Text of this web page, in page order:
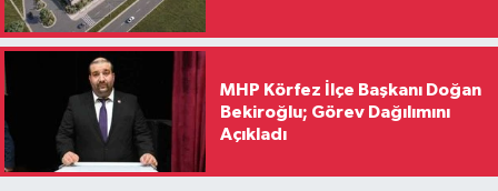
MHP Körfez İlçe Başkanı Doğan
Bekiroğlu; Görev Dağılımını
Açıkladı